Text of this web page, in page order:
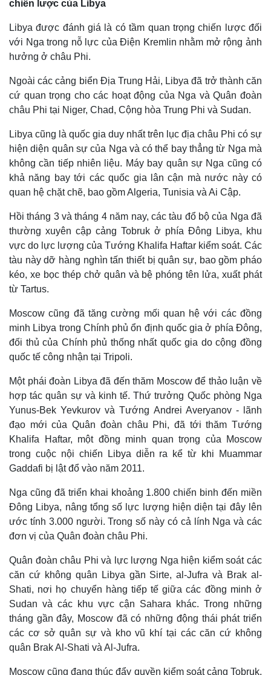
Pháp luật
Vụ án
Tin nóng
Tư vấn luật
Quân sự - Quốc phòng
Vũ khí
Việt Nam
Phân tích
Thể thao
Bóng đá
Lịch thi đấu bóng đá
Thế giới thể thao
eSports
Hậu trường
Ô tô - Xe máy
Ô tô
Xe máy
Tư vấn
chiến lược của Libya
Libya được đánh giá là có tầm quan trọng chiến lược đối
với Nga trong nỗ lực của Điện Kremlin nhằm mở rộng ảnh
hưởng ở châu Phi.
Ngoài các cảng biển Địa Trung Hải, Libya đã trở thành căn
cứ quan trọng cho các hoạt động của Nga và Quân đoàn
châu Phi tại Niger, Chad, Cộng hòa Trung Phi và Sudan.
Libya cũng là quốc gia duy nhất trên lục địa châu Phi có sự
hiện diện quân sự của Nga và có thể bay thẳng từ Nga mà
không cần tiếp nhiên liệu. Máy bay quân sự Nga cũng có
khả năng bay tới các quốc gia lân cận mà nước này có
quan hệ chặt chẽ, bao gồm Algeria, Tunisia và Ai Cập.
Hồi tháng 3 và tháng 4 năm nay, các tàu đổ bộ của Nga đã
thường xuyên cập cảng Tobruk ở phía Đông Libya, khu
vực do lực lượng của Tướng Khalifa Haftar kiểm soát. Các
tàu này dỡ hàng nghìn tấn thiết bị quân sự, bao gồm pháo
kéo, xe bọc thép chở quân và bệ phóng tên lửa, xuất phát
từ Tartus.
Moscow cũng đã tăng cường mối quan hệ với các đồng
minh Libya trong Chính phủ ổn định quốc gia ở phía Đông,
đối thủ của Chính phủ thống nhất quốc gia do cộng đồng
quốc tế công nhận tại Tripoli.
Một phái đoàn Libya đã đến thăm Moscow để thảo luận về
hợp tác quân sự và kinh tế. Thứ trưởng Quốc phòng Nga
Yunus-Bek Yevkurov và Tướng Andrei Averyanov - lãnh
đạo mới của Quân đoàn châu Phi, đã tới thăm Tướng
Khalifa Haftar, một đồng minh quan trọng của Moscow
trong cuộc nội chiến Libya diễn ra kể từ khi Muammar
Gaddafi bị lật đổ vào năm 2011.
Nga cũng đã triển khai khoảng 1.800 chiến binh đến miền
Đông Libya, nâng tổng số lực lượng hiện diện tại đây lên
ước tính 3.000 người. Trong số này có cả lính Nga và các
đơn vị của Quân đoàn châu Phi.
Quân đoàn châu Phi và lực lượng Nga hiện kiểm soát các
căn cứ không quân Libya gần Sirte, al-Jufra và Brak al-
Shati, nơi họ chuyển hàng tiếp tế giữa các đồng minh ở
Sudan và các khu vực cận Sahara khác. Trong những
tháng gần đây, Moscow đã có những động thái phát triển
các cơ sở quân sự và kho vũ khí tại các căn cứ không
quân Brak Al-Shati và Al-Jufra.
Moscow cũng đang thúc đẩy quyền kiểm soát cảng Tobruk,